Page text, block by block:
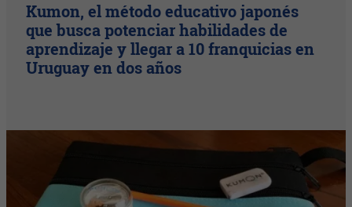
Kumon, el método educativo japonés
que busca potenciar habilidades de
aprendizaje y llegar a 10 franquicias en
Uruguay en dos años